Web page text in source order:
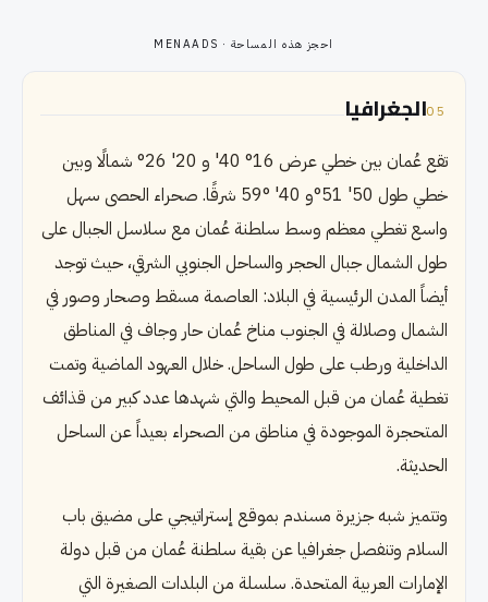
احجز هذه المساحة · MENAADS
05الجغرافيا
تقع عُمان بين خطي عرض 16° 40' و 20' 26° شمالًا وبين
خطي طول 50' 51°و 40' °59 شرقًا. صحراء الحصى سهل
واسع تغطي معظم وسط سلطنة عُمان مع سلاسل الجبال على
طول الشمال جبال الحجر والساحل الجنوبي الشرقي، حيث توجد
أيضاً المدن الرئيسية في البلاد: العاصمة مسقط وصحار وصور في
الشمال وصلالة في الجنوب مناخ عُمان حار وجاف في المناطق
الداخلية ورطب على طول الساحل. خلال العهود الماضية وتمت
تغطية عُمان من قبل المحيط والتي شهدها عدد كبير من قذائف
المتحجرة الموجودة في مناطق من الصحراء بعيداً عن الساحل
الحديثة.
وتتميز شبه جزيرة مسندم بموقع إستراتيجي على مضيق باب
السلام وتنفصل جغرافيا عن بقية سلطنة عُمان من قبل دولة
الإمارات العربية المتحدة. سلسلة من البلدات الصغيرة التي